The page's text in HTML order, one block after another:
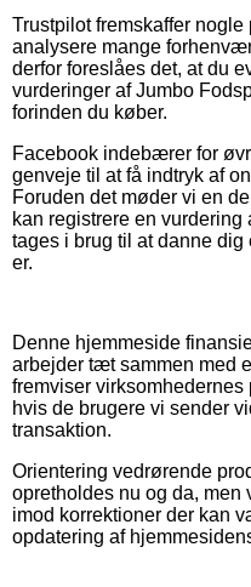
Trustpilot fremskaffer
analysere mange
derfor foreslåes det, at du
vurderinger af Jumbo
forinden du køber.
Facebook indebærer for
genveje til at få indtryk af
Foruden det møder vi en
kan registrere en
tages i brug til at danne
er.
Denne hjemmeside
arbejder tæt sammen med
fremviser
hvis de brugere vi sender
transaktion.
Orientering vedrørende
opretholdes nu og da,
imod korrektioner der kan
opdatering af